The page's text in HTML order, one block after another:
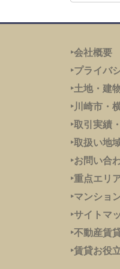
‣会社概要
‣プライバ
‣土地・建
‣川崎市・
‣取引実績
‣取扱い地
‣お問い合
‣重点エリ
‣マンショ
‣サイトマ
‣不動産賃
‣賃貸お役